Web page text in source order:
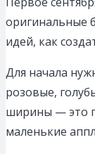
оригинальные
идей, как
Для начала
розовые,
ширины — это
маленькие